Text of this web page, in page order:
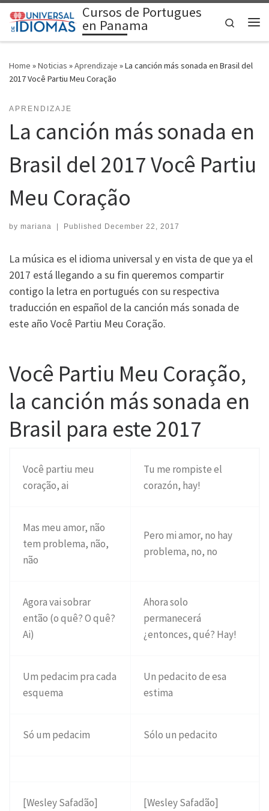
Skip to content Cursos de Portugues
en Panama
Search
Home »Noticias »Aprendizaje »La canción más sonada en Brasil del
2017 Você Partiu Meu Coração
APRENDIZAJE
La canción más sonada en
Brasil del 2017 Você Partiu
Meu Coração
by mariana Published December 22, 2017
La música es el idioma universal y en vista de que ya el
2017 está llegando a su fin queremos compartir
contigo la letra en portugués con su respectiva
traducción en español de la canción más sonada de
este año Você Partiu Meu Coração.
Você Partiu Meu Coração,
la canción más sonada en
Brasil para este 2017
Você partiu meu
coração, ai
Tu me rompiste el
corazón, hay!
Mas meu amor, não
tem problema, não,
não
Pero mi amor, no hay
problema, no, no
Agora vai sobrar
então (o quê? O quê?
Ai)
Ahora solo
permanecerá
¿entonces, qué? Hay!
Um pedacim pra cada
esquema
Un pedacito de esa
estima
Só um pedacim Sólo un pedacito
[Wesley Safadão] [Wesley Safadão]